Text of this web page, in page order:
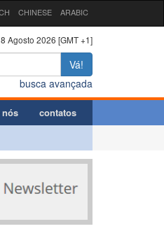
CHINESE ARABIC
Agosto 2026 [GMT +1]
Vá!
busca avançada
contatos